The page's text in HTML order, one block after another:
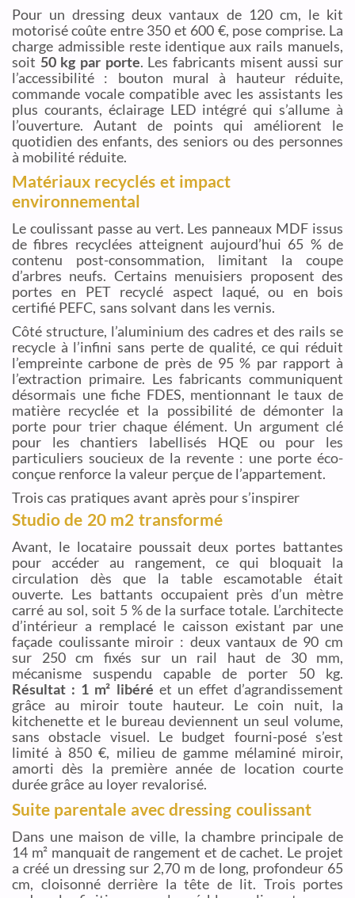
Pour un dressing deux vantaux de 120 cm, le kit
motorisé coûte entre 350 et 600 €, pose comprise. La
charge admissible reste identique aux rails manuels,
soit 50 kg par porte. Les fabricants misent aussi sur
l’accessibilité : bouton mural à hauteur réduite,
commande vocale compatible avec les assistants les
plus courants, éclairage LED intégré qui s’allume à
l’ouverture. Autant de points qui améliorent le
quotidien des enfants, des seniors ou des personnes
à mobilité réduite.
Matériaux recyclés et impact
environnemental
Le coulissant passe au vert. Les panneaux MDF issus
de fibres recyclées atteignent aujourd’hui 65 % de
contenu post-consommation, limitant la coupe
d’arbres neufs. Certains menuisiers proposent des
portes en PET recyclé aspect laqué, ou en bois
certifié PEFC, sans solvant dans les vernis.
Côté structure, l’aluminium des cadres et des rails se
recycle à l’infini sans perte de qualité, ce qui réduit
l’empreinte carbone de près de 95 % par rapport à
l’extraction primaire. Les fabricants communiquent
désormais une fiche FDES, mentionnant le taux de
matière recyclée et la possibilité de démonter la
porte pour trier chaque élément. Un argument clé
pour les chantiers labellisés HQE ou pour les
particuliers soucieux de la revente : une porte éco-
conçue renforce la valeur perçue de l’appartement.
Trois cas pratiques avant après pour s’inspirer
Studio de 20 m2 transformé
Avant, le locataire poussait deux portes battantes
pour accéder au rangement, ce qui bloquait la
circulation dès que la table escamotable était
ouverte. Les battants occupaient près d’un mètre
carré au sol, soit 5 % de la surface totale. L’architecte
d’intérieur a remplacé le caisson existant par une
façade coulissante miroir : deux vantaux de 90 cm
sur 250 cm fixés sur un rail haut de 30 mm,
mécanisme suspendu capable de porter 50 kg.
Résultat : 1 m² libéré et un effet d’agrandissement
grâce au miroir toute hauteur. Le coin nuit, la
kitchenette et le bureau deviennent un seul volume,
sans obstacle visuel. Le budget fourni-posé s’est
limité à 850 €, milieu de gamme mélaminé miroir,
amorti dès la première année de location courte
durée grâce au loyer revalorisé.
Suite parentale avec dressing coulissant
Dans une maison de ville, la chambre principale de
14 m² manquait de rangement et de cachet. Le projet
a créé un dressing sur 2,70 m de long, profondeur 65
cm, cloisonné derrière la tête de lit. Trois portes